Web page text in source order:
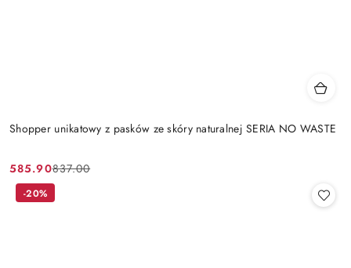
Shopper unikatowy z pasków ze skóry naturalnej SERIA NO WASTE
Cena
promocyjna:
585.90
Cena
przed
837.00
-20%